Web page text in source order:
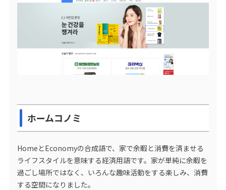
ホームコノミ
HomeとEconomyの合成語で、家で余暇と消費を済ませる
ライフスタイルを意味する経済用語です。家が単純に余暇を
過ごし場所ではなく、いろんな趣味活動をする楽しみ、消費
する空間になりました。